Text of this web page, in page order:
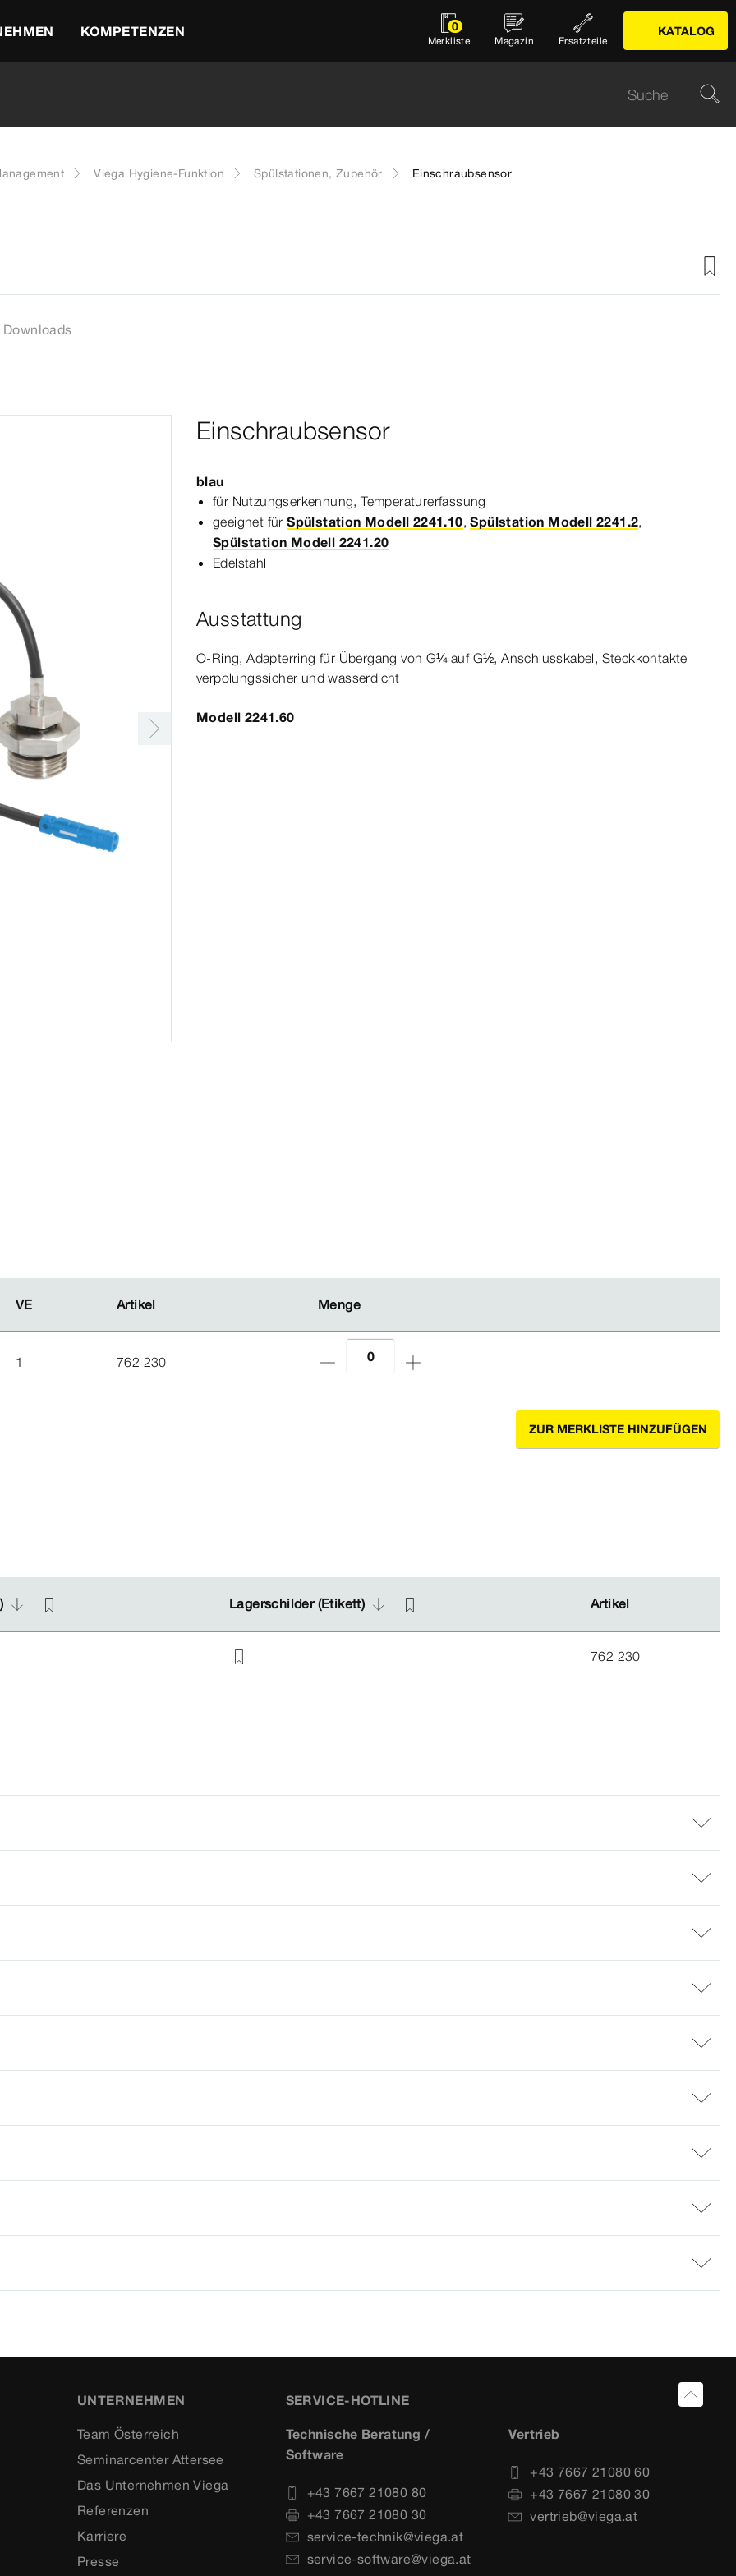
KOMPETENZEN 0
Merkliste Magazin Ersatzteile
KATALOG
Viega Hygiene-Funktion Spülstationen, Zubehör Einschraubsensor
Downloads
Einschraubsensor
blau
für Nutzungserkennung, Temperaturerfassung
geeignet fürSpülstation Modell 2241.10,Spülstation Modell 2241.2,
Spülstation Modell 2241.20
Edelstahl
Ausstattung
O-​Ring, Adapterring für Übergang von G¼ auf G½, Anschlusskabel, Steckkontakte
verpolungssicher und wasserdicht
Modell 2241.60
VE Artikel Menge
VE Artikel Menge
1 762 230
ZUR MERKLISTE HINZUFÜGEN
Lagerschilder (Etikett) Artikel
Lagerschilder (Etikett) Artikel
762 230
UNTERNEHMEN
Team Österreich
Seminarcenter Attersee
Das Unternehmen Viega
Referenzen
Karriere
Presse
SERVICE-HOTLINE
Technische Beratung /
Software
+43 7667 21080 80
+43 7667 21080 30
service-technik@viega.at
service-software@viega.at
Vertrieb
+43 7667 21080 60
+43 7667 21080 30
vertrieb@viega.at